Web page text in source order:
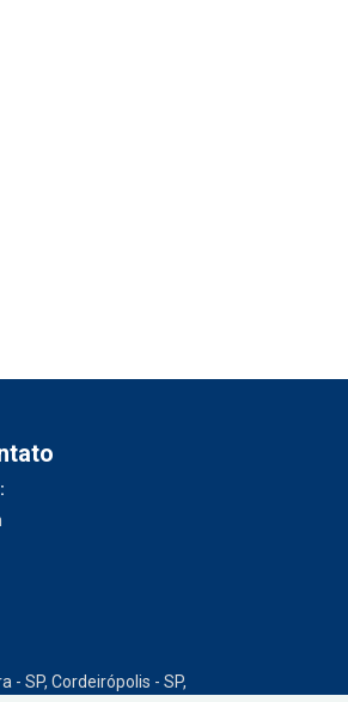
- SP, Cordeirópolis - SP,